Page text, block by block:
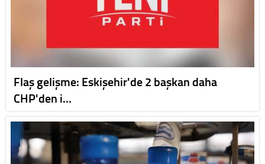
Flaş gelişme: Eskişehir'de 2 başkan daha
CHP'den i…